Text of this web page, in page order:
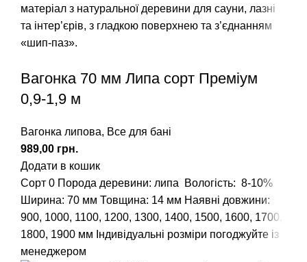
Вагонка 70 мм Липа сорт Преміум
0,9-1,9 м
Вагонка липова, Все для бані
грн.
Додати в кошик
Сорт 0 Порода деревини: липа
Вологість: 8-10%
Ширина: 70 мм Товщина: 14 мм Наявні довжини:
900, 1000, 1100, 1200, 1300, 1400, 1500, 1600, 1700,
1800, 1900 мм Індивідуальні розміри погоджуйте із
менеджером